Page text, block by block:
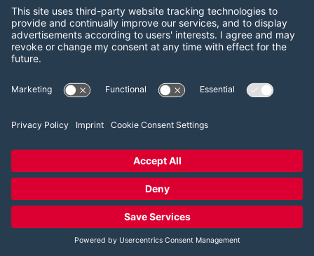
LinkedIn
Política de Privacidade
Cookie Consent Settings